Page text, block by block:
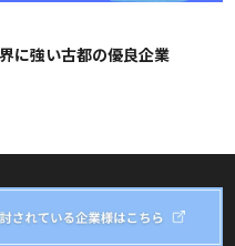
に強い古都の優良企業